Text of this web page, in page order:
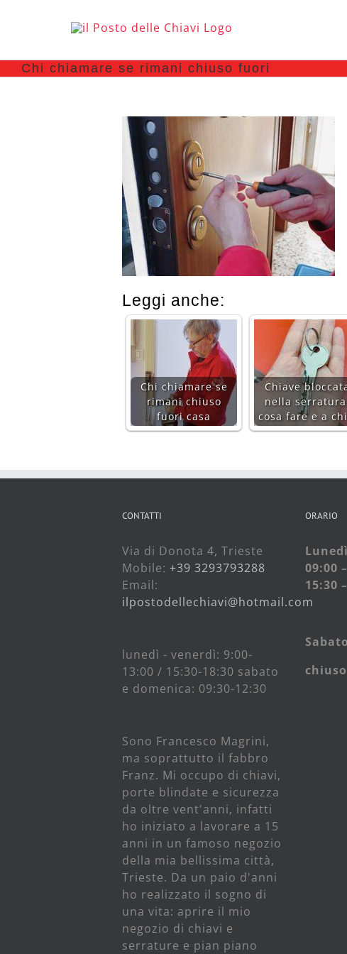
Chi chiamare se rimani chiuso fuori
Leggi anche:
Chi chiamare se
rimani chiuso
fuori casa
Chiave
nella
cosa fare e a
CONTATTI
Via di Donota 4, Trieste
Mobile: +39 3293793288
Email:
ilpostodellechiavi@hotmail.com
lunedì - venerdì: 9:00-
13:00 / 15:30-18:30 sabato
e domenica: 09:30-12:30
Sono Francesco Magrini,
ma soprattutto il fabbro
Franz. Mi occupo di chiavi,
porte blindate e sicurezza
da oltre vent'anni, infatti
ho iniziato a lavorare a 15
anni in un famoso negozio
della mia bellissima città,
Trieste. Da un paio d'anni
ho realizzato il sogno di
una vita: aprire il mio
negozio di chiavi e
serrature e pian piano
ORARIO
09:00
15:30
chiuso